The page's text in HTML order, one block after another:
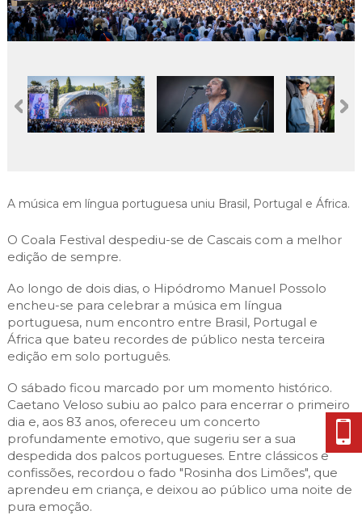
Planeamento Estratégico
Urbanismo
Cascais Próxima
Economia & Inovação
Governação
Qualidade de vida
Sociedade & Educação
Jornal C
Agenda do executivo
VIVER
ESTUDAR
TEMPOS LIVRES
INVESTIR EM CASCAIS
SERVIÇOS
MAPA DO PORTAL
A música em língua portuguesa uniu Brasil, Portugal e África.
O Coala Festival despediu-se de Cascais com a melhor
edição de sempre.
Ao longo de dois dias, o Hipódromo Manuel Possolo
encheu-se para celebrar a música em língua
portuguesa, num encontro entre Brasil, Portugal e
África que bateu recordes de público nesta terceira
edição em solo português.
O sábado ficou marcado por um momento histórico.
Caetano Veloso subiu ao palco para encerrar o primeiro
dia e, aos 83 anos, ofereceu um concerto
profundamente emotivo, que sugeriu ser a sua
despedida dos palcos portugueses. Entre clássicos e
confissões, recordou o fado "Rosinha dos Limões", que
aprendeu em criança, e deixou ao público uma noite de
pura emoção.